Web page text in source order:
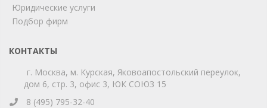
Юридические услуги
Подбор фирм
КОНТАКТЫ
г. Москва, м. Курская, Яковоапостольский переулок,
дом 6, стр. 3, офис 3, ЮК СОЮЗ 15
8 (495) 795-32-40
Телефон